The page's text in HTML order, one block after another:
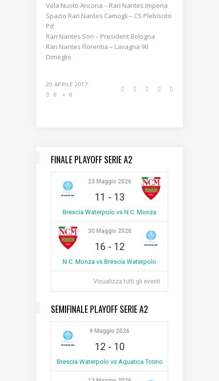
Vela Nuoto Ancona – Rari Nantes Imperia
Spazio Rari Nantes Camogli – CS Plebiscito
Pd
Rari Nantes Sori – President Bologna
Rari Nantes Florentia – Lavagna 90
Dimeglio
20 APRILE 2017
0
0
FINALE PLAYOFF SERIE A2
23 Maggio 2026
11 - 13
Brescia Waterpolo vs N.C. Monza
30 Maggio 2026
16 - 12
N.C. Monza vs Brescia Waterpolo
Visualizza tutti gli eventi
SEMIFINALE PLAYOFF SERIE A2
9 Maggio 2026
12 - 10
Brescia Waterpolo vs Aquatica Torino